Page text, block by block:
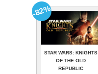
STAR WARS: KNIGHTS
OF THE OLD
REPUBLIC
-82%